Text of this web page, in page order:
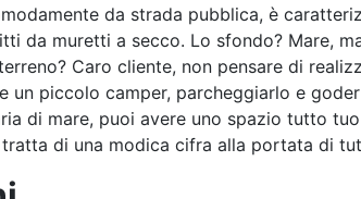
da strada pubblica, è
da muretti a secco. Lo sfondo? Mare,
Caro cliente, non pensare di
un piccolo camper, parcheggiarlo e
di mare, puoi avere uno spazio tutto
di una modica cifra alla portata di